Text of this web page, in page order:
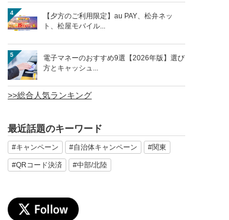
4
【夕方のご利用限定】au PAY、松弁ネッ
ト、松屋モバイル...
5
電子マネーのおすすめ9選【2026年版】選び
方とキャッシュ...
>>総合人気ランキング
最近話題のキーワード
#キャンペーン #自治体キャンペーン #関東
#QRコード決済 #中部/北陸